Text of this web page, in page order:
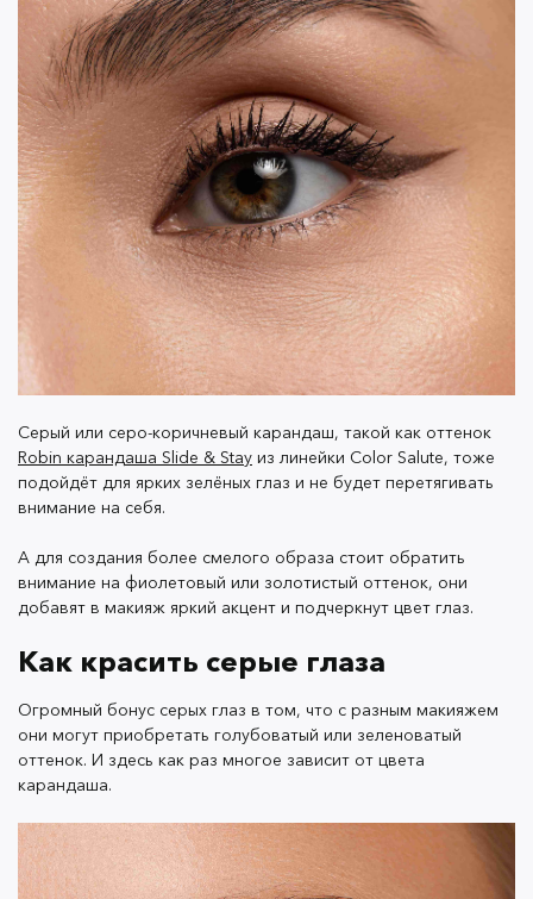
Огромный бонус серых глаз в том, что с разным
макияжем они могут приобретать голубоватый или
зеленоватый оттенок. И здесь как раз многое зависит
от цвета карандаша.
Как и в случае с голубыми и зелёными глазами, в
повседневном макияже серых глаз лучше сделать
ставку на коричневый карандаш, чтобы сохранить
мягкость. А для тех, кто не хочет отказываться от
тёмных оттенков, подойдет глубокий, почти чёрный,
шоколадный. Он не утяжелит взгляд серых глаз, при
карандаш тоже есть в линейкеColor Salute – оттенок
Loon.
Бронзовый, оливковый или золотой карандаш
сделает глаза более зелёными, а тёмно-синий и
золотисто-розовый цвета придадут им лёгкий
голубой оттенок.
А для более яркого макияжа серых глаз можно
использовать фиолетовый, ультрамариновый или
Серый или серо-коричневый карандаш, такой как оттенок
Robin карандаша Slide & Stay из линейки Color Salute, тоже
подойдёт для ярких зелёных глаз и не будет перетягивать
внимание на себя.
А для создания более смелого образа стоит обратить
внимание на фиолетовый или золотистый оттенок, они
добавят в макияж яркий акцент и подчеркнут цвет глаз.
Как красить серые глаза
Огромный бонус серых глаз в том, что с разным макияжем
они могут приобретать голубоватый или зеленоватый
оттенок. И здесь как раз многое зависит от цвета
карандаша.